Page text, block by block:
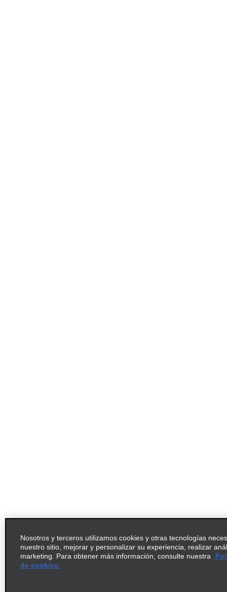
Nosotros y terceros utilizamos cookies y otras tecnologías
nuestro sitio, mejorar y personalizar su experiencia, realizar
marketing. Para obtener más información, consulte nuestra
de cookies.